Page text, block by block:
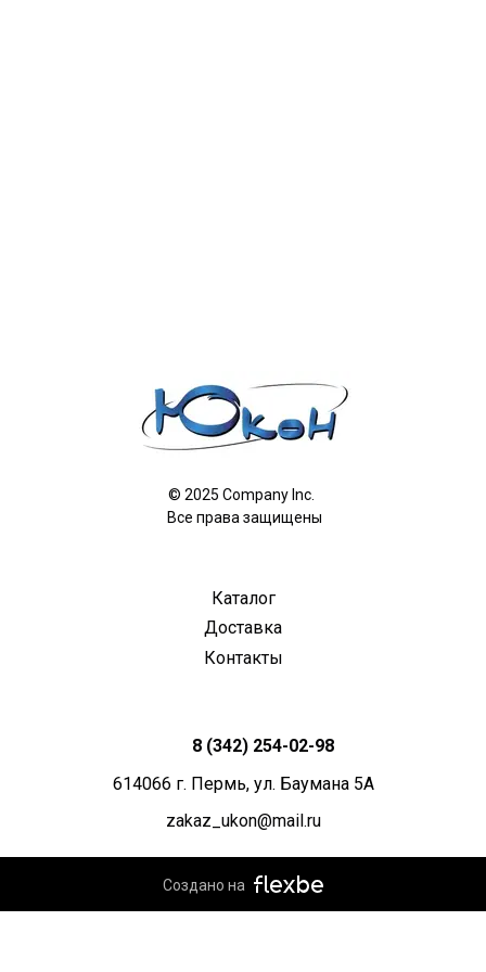
© 2025 Company Inc.
Все права защищены
Каталог
Доставка
Контакты
8 (342) 254-02-98
614066 г. Пермь, ул. Баумана 5А
zakaz_ukon@mail.ru
Создано на